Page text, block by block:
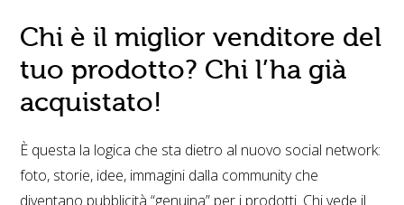
Chi è il miglior venditore del
tuo prodotto? Chi l’ha già
acquistato!
È questa la logica che sta dietro al nuovo social network:
foto, storie, idee, immagini dalla community che
diventano pubblicità “genuina” per i prodotti. Chi vede il